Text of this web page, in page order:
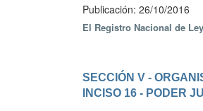
Publicación: 26/10/2016
El Registro Nacional de
SECCIÓN V -
INCISO 16 - PODER